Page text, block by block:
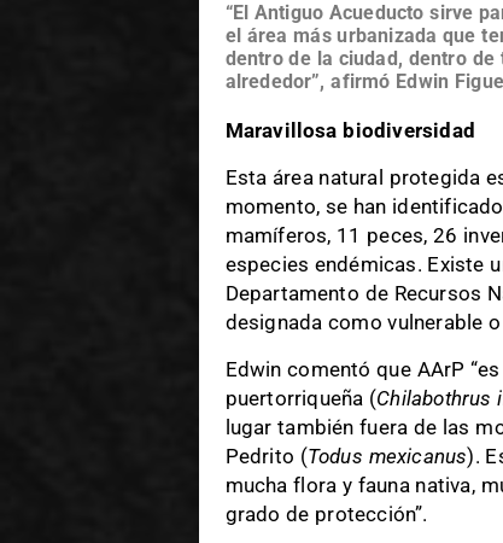
“El Antiguo Acueducto sirve
el área más urbanizada que
dentro de la ciudad, dentro
alrededor”, afirmó Edwin
Maravillosa biodiversidad
Esta área natural protegida
momento, se han
mamíferos, 11 peces, 26
especies endémicas. Existe
Departamento de Recursos
designada como vulnerable
Edwin comentó que AArP
puertorriqueña (Chilabothrus
lugar también fuera de las
Pedrito (Todus mexicanus).
mucha flora y fauna nativa,
grado de protección”.